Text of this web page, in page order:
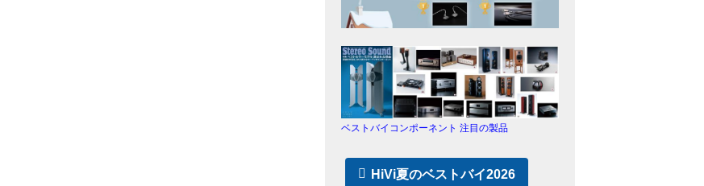
ベストバイコンポーネント 注目の製品
HiVi夏のベストバイ2026